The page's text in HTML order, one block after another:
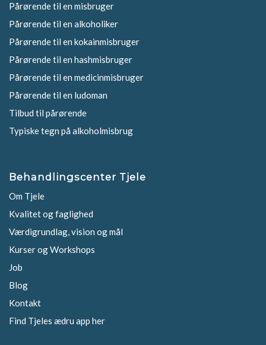
Pårørende til en misbruger
Pårørende til en alkoholiker
Pårørende til en kokainmisbruger
Pårørende til en hashmisbruger
Pårørende til en medicinmisbruger
Pårørende til en ludoman
Tilbud til pårørende
Typiske tegn på alkoholmisbrug
Behandlingscenter Tjele
Om Tjele
Kvalitet og faglighed
Værdigrundlag, vision og mål
Kurser og Workshops
Job
Blog
Kontakt
Find Tjeles ædru app her